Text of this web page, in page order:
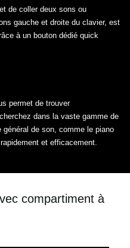
de coller deux sons ou
gauche et droite du clavier, est
à un bouton dédié quick
permet de trouver
dans la vaste gamme de
de son, comme le piano
et efficacement.
compartiment à